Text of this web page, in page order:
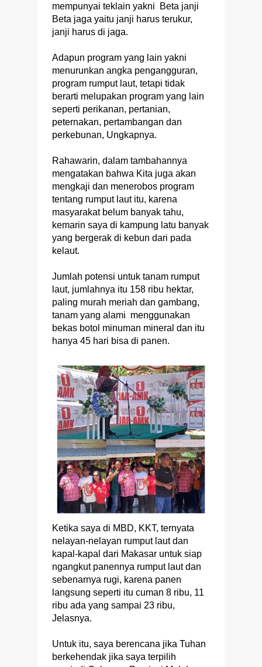
mempunyai teklain yakni Beta janji
Beta jaga yaitu janji harus terukur,
janji harus di jaga.
Adapun program yang lain yakni
menurunkan angka pengangguran,
program rumput laut, tetapi tidak
berarti melupakan program yang lain
seperti perikanan, pertanian,
peternakan, pertambangan dan
perkebunan, Ungkapnya.
Rahawarin, dalam tambahannya
mengatakan bahwa Kita juga akan
mengkaji dan menerobos program
tentang rumput laut itu, karena
masyarakat belum banyak tahu,
kemarin saya di kampung latu banyak
yang bergerak di kebun dari pada
kelaut.
Jumlah potensi untuk tanam rumput
laut, jumlahnya itu 158 ribu hektar,
paling murah meriah dan gambang,
tanam yang alami menggunakan
bekas botol minuman mineral dan itu
hanya 45 hari bisa di panen.
Ketika saya di MBD, KKT, ternyata
nelayan-nelayan rumput laut dan
kapal-kapal dari Makasar untuk siap
ngangkut panennya rumput laut dan
sebenarnya rugi, karena panen
langsung seperti itu cuman 8 ribu, 11
ribu ada yang sampai 23 ribu,
Jelasnya.
Untuk itu, saya berencana jika Tuhan
berkehendak jika saya terpilih